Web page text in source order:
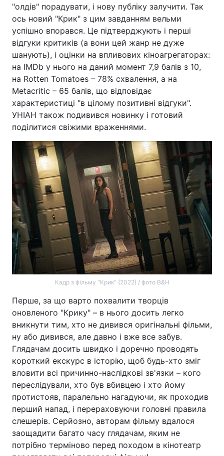
"олдів" порадувати, і нову публіку залучити. Так
ось новий "Крик" з цим завданням вельми
успішно впорався. Це підтверджують і перші
відгуки критиків (а вони цей жанр не дуже
шанують), і оцінки на впливових кіноагрегаторах:
на IMDb у нього на даний момент 7,9 балів з 10,
на Rotten Tomatoes – 78% схвалення, а на
Metacritic – 65 балів, що відповідає
характеристиці "в цілому позитивні відгуки".
УНІАН також подивився новинку і готовий
поділитися свіжими враженнями.
Кадр з фільму "Крик" (2022) / фото B&H
Перше, за що варто похвалити творців
оновленого "Крику" – в нього досить легко
вникнути тим, хто не дивився оригінальні фільми,
ну або дивився, але давно і вже все забув.
Глядачам досить швидко і доречно проводять
короткий екскурс в історію, щоб будь-хто зміг
вловити всі причинно-наслідкові зв'язки – кого
переслідували, хто був вбивцею і хто йому
протистояв, паралельно нагадуючи, як проходив
перший напад, і перераховуючи головні правила
слешерів. Серйозно, авторам фільму вдалося
заощадити багато часу глядачам, яким не
потрібно терміново перед походом в кінотеатр